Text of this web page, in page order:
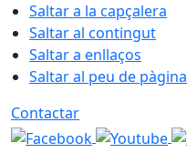
Saltar a la capçalera
Saltar al contingut
Saltar a enllaços
Saltar al peu de pàgina
Contactar